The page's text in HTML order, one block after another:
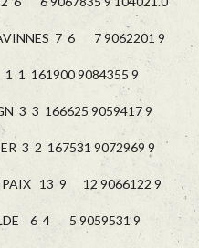
7 6 7 9062201 9
1 161900 9084355 9
3 3 166625 9059417 9
3 2 167531 9072969 9
13 9 12 9066122 9
6 4 5 9059531 9